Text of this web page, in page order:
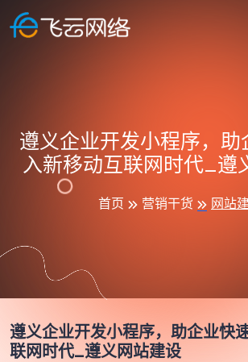
遵义企业开发小程序，助
入新移动互联网时代_遵
首页 营销干货 网站
遵义企业开发小程序，助企业快
联网时代_遵义网站建设